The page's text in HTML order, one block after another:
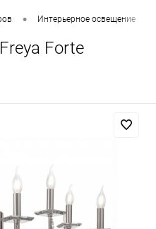
• Интерьерное освещение
Forte